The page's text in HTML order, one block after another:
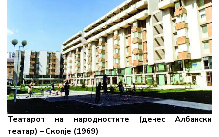
Театарот на народностите (денес Албански
театар) – Скопје (1969)